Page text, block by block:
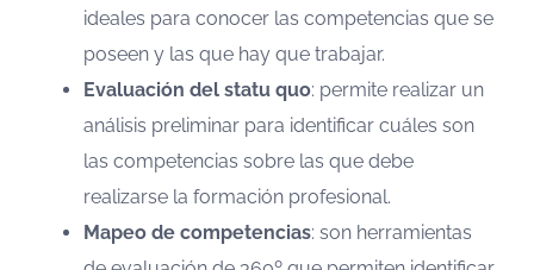
ideales para conocer las competencias que se
poseen y las que hay que trabajar.
Evaluación del statu quo: permite realizar un
análisis preliminar para identificar cuáles son
las competencias sobre las que debe
realizarse la formación profesional.
Mapeo de competencias: son herramientas